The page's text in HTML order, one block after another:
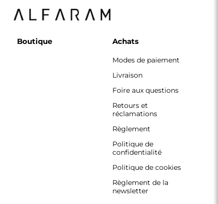
Boutique Achats
Modes de paiement
Livraison
Foire aux questions
Retours et
réclamations
Règlement
Politique de
confidentialité
Politique de cookies
Règlement de la
newsletter